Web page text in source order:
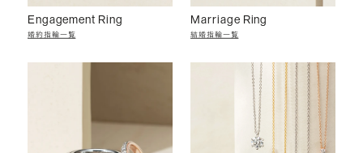
Engagement Ring
婚約指輪一覧
Marriage Ring
結婚指輪一覧